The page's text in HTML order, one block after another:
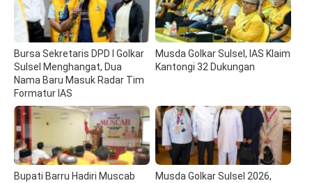
Bursa Sekretaris DPD I Golkar
Sulsel Menghangat, Dua
Nama Baru Masuk Radar Tim
Formatur IAS
Musda Golkar Sulsel, IAS Klaim
Kantongi 32 Dukungan
Bupati Barru Hadiri Muscab
Musda Golkar Sulsel 2026,